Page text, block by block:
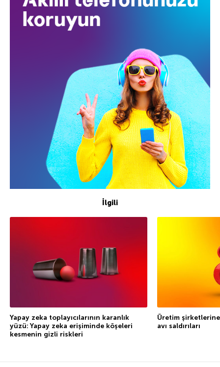
İlgili
Yapay zeka toplayıcılarının karanlık
yüzü: Yapay zeka erişiminde köşeleri
kesmenin gizli riskleri
Üretim
avı saldırıları